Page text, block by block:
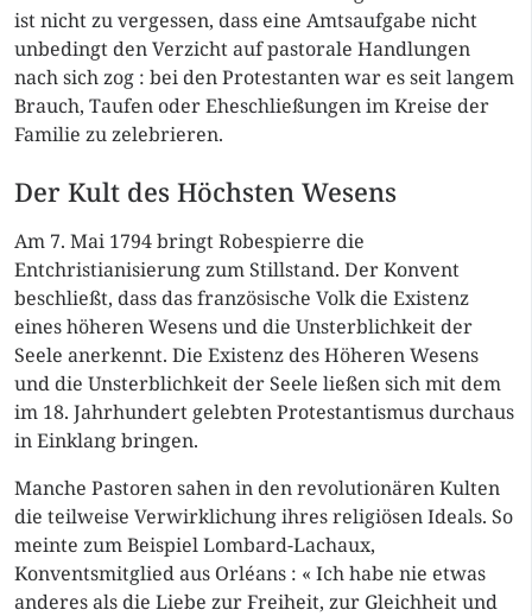
ist nicht zu vergessen, dass eine Amtsaufgabe nicht
unbedingt den Verzicht auf pastorale Handlungen
nach sich zog : bei den Protestanten war es seit langem
Brauch, Taufen oder Eheschließungen im Kreise der
Familie zu zelebrieren.
Der Kult des Höchsten Wesens
Am 7. Mai 1794 bringt Robespierre die
Entchristianisierung zum Stillstand. Der Konvent
beschließt, dass das französische Volk die Existenz
eines höheren Wesens und die Unsterblichkeit der
Seele anerkennt. Die Existenz des Höheren Wesens
und die Unsterblichkeit der Seele ließen sich mit dem
im 18. Jahrhundert gelebten Protestantismus durchaus
in Einklang bringen.
Manche Pastoren sahen in den revolutionären Kulten
die teilweise Verwirklichung ihres religiösen Ideals. So
meinte zum Beispiel Lombard-Lachaux,
Konventsmitglied aus Orléans : « Ich habe nie etwas
anderes als die Liebe zur Freiheit, zur Gleichheit und